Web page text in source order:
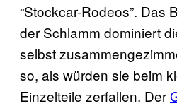
“Stockcar-Rodeos”. Das
der Schlamm dominiert
selbst
so, als würden sie beim
Einzelteile zerfallen. Der